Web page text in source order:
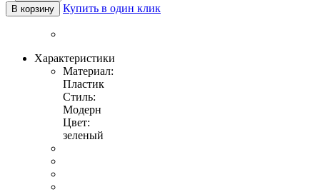
В корзину Купить в один клик
Характеристики
Материал:
Пластик
Стиль:
Модерн
Цвет:
зеленый